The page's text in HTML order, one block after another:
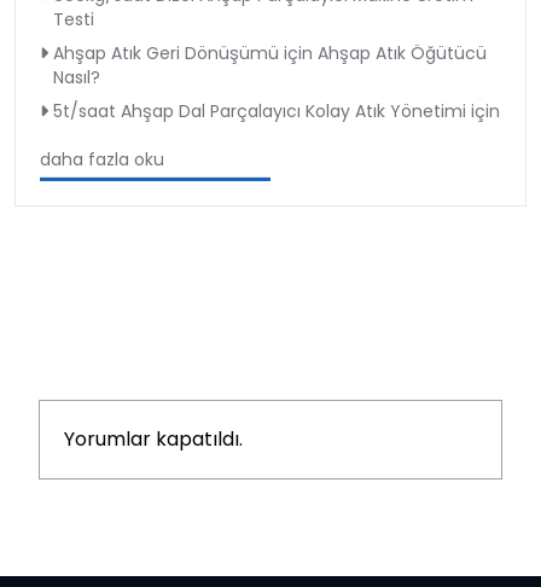
Testi
Ahşap Atık Geri Dönüşümü için Ahşap Atık Öğütücü
Nasıl?
5t/saat Ahşap Dal Parçalayıcı Kolay Atık Yönetimi için
daha fazla oku
Yorumlar kapatıldı.